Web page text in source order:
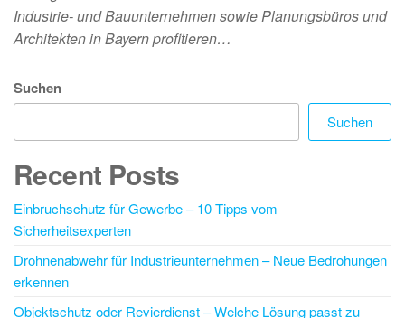
Industrie- und Bauunternehmen sowie Planungsbüros und
Architekten in Bayern profitieren…
Suchen
Suchen
Recent Posts
Einbruchschutz für Gewerbe – 10 Tipps vom
Sicherheitsexperten
Drohnenabwehr für Industrieunternehmen – Neue Bedrohungen
erkennen
Objektschutz oder Revierdienst – Welche Lösung passt zu